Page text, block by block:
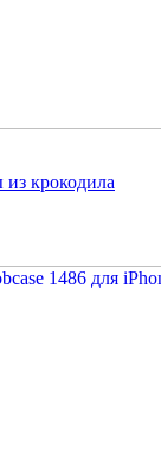
крокодила